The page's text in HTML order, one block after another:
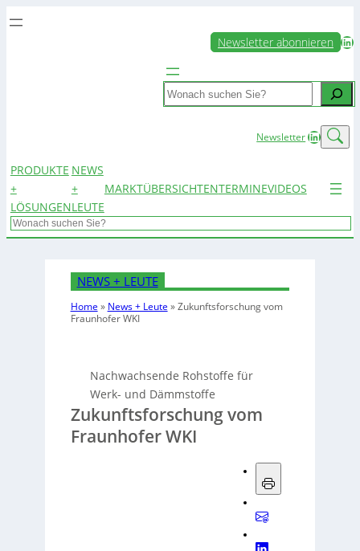
Newsletter abonnieren LinkedIn
Search
NewsletterLinkedIn
PRODUKTE
+
LÖSUNGEN
NEWS
+
LEUTE
MARKTÜBERSICHTENTERMINEVIDEOS
Search
NEWS + LEUTE
Home » News + Leute »Zukunftsforschung vom
Fraunhofer WKI
Nachwachsende Rohstoffe für
Werk- und Dämmstoffe
Zukunftsforschung vom
Fraunhofer WKI